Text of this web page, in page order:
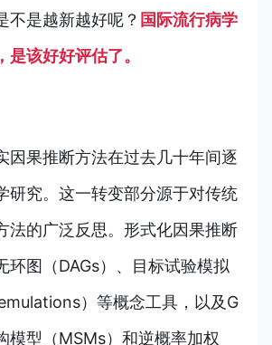
不是越新越好呢？ 国际流行病学
该好好评估了。
因果推断方法在过去几十年间逐
研究。这一转变部分源于对传统
法的广泛反思。形式化因果推断
环图（DAGs）、目标试验模拟
）等概念工具，以及G
模型（MSMs）和逆概率加权